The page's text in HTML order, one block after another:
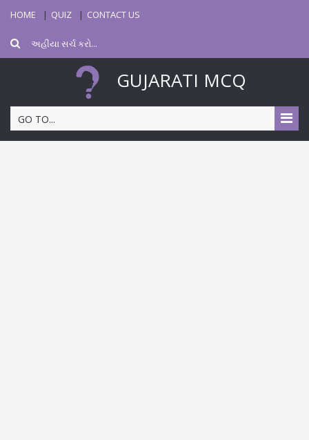
HOME QUIZ CONTACT US
GUJARATI MCQ
GO TO...